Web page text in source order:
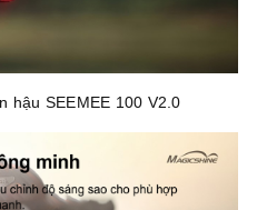
hậu SEEMEE 100 V2.0